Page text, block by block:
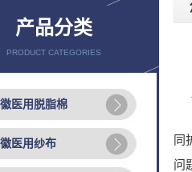
产品分类
PRODUCT CATEGORIES
医用脱脂棉
医用纱布
同
问